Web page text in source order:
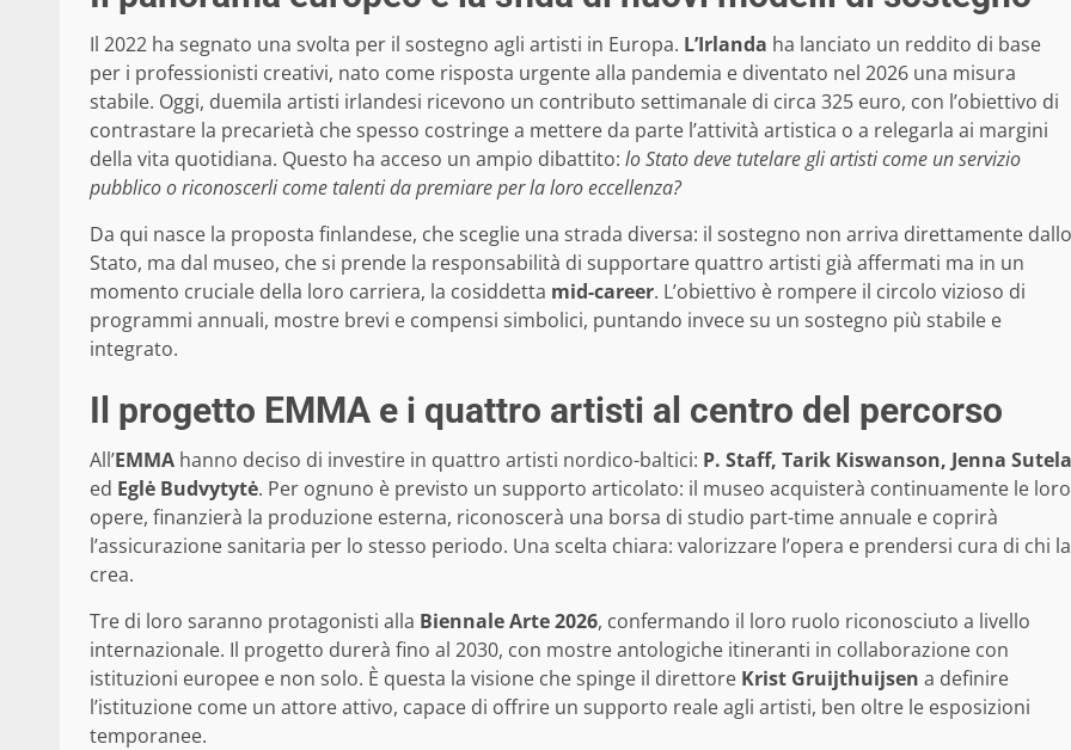
Il 2022 ha segnato una svolta per il sostegno agli artisti in Europa. L’Irlanda ha lanciato un reddito di base
per i professionisti creativi, nato come risposta urgente alla pandemia e diventato nel 2026 una misura
stabile. Oggi, duemila artisti irlandesi ricevono un contributo settimanale di circa 325 euro, con l’obiettivo di
contrastare la precarietà che spesso costringe a mettere da parte l’attività artistica o a relegarla ai margini
della vita quotidiana. Questo ha acceso un ampio dibattito: lo Stato deve tutelare gli artisti come un servizio
pubblico o riconoscerli come talenti da premiare per la loro eccellenza?
Da qui nasce la proposta finlandese, che sceglie una strada diversa: il sostegno non arriva direttamente dallo
Stato, ma dal museo, che si prende la responsabilità di supportare quattro artisti già affermati ma in un
momento cruciale della loro carriera, la cosiddetta mid-career. L’obiettivo è rompere il circolo vizioso di
programmi annuali, mostre brevi e compensi simbolici, puntando invece su un sostegno più stabile e
integrato.
Il progetto EMMA e i quattro artisti al centro del percorso
All’EMMA hanno deciso di investire in quattro artisti nordico-baltici: P. Staff, Tarik Kiswanson, Jenna Sutela
ed Eglė Budvytytė. Per ognuno è previsto un supporto articolato: il museo acquisterà continuamente le loro
opere, finanzierà la produzione esterna, riconoscerà una borsa di studio part-time annuale e coprirà
l’assicurazione sanitaria per lo stesso periodo. Una scelta chiara: valorizzare l’opera e prendersi cura di chi la
crea.
Tre di loro saranno protagonisti alla Biennale Arte 2026, confermando il loro ruolo riconosciuto a livello
internazionale. Il progetto durerà fino al 2030, con mostre antologiche itineranti in collaborazione con
istituzioni europee e non solo. È questa la visione che spinge il direttore Krist Gruijthuijsen a definire
l’istituzione come un attore attivo, capace di offrire un supporto reale agli artisti, ben oltre le esposizioni
temporanee.